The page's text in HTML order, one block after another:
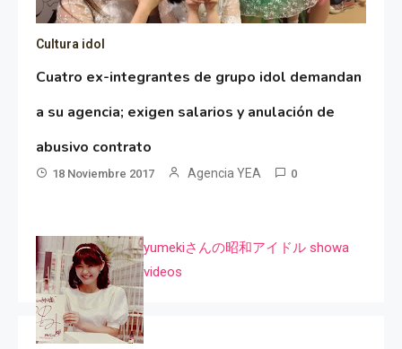
Cultura idol
Cuatro ex-integrantes de grupo idol demandan
a su agencia; exigen salarios y anulación de
abusivo contrato
18 Noviembre 2017 Agencia YEA 0
yumekiさんの昭和アイドル showa
videos